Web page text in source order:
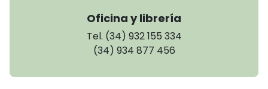
Oficina y librería
Tel. (34) 932 155 334
(34) 934 877 456